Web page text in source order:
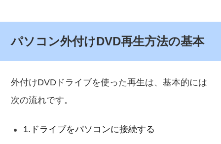
パソコン外付けDVD再生方法の基本
外付けDVDドライブを使った再生は、基本的には
次の流れです。
1.ドライブをパソコンに接続する